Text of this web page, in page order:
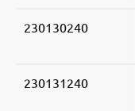
230130240
230131240